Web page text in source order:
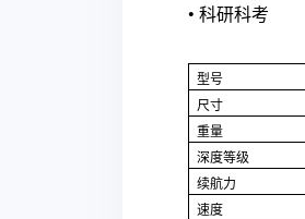
• 科研科考
型号
尺寸
重量
深度等级
续航力
速度